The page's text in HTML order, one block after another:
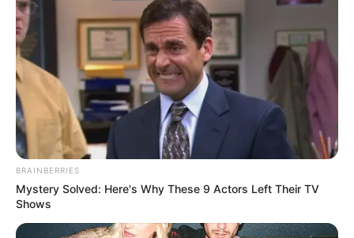
ALERTA BOGOTÁ EN GOOGLE NEWS
TEMAS RELACIONADOS
FUNCIONARIOS PÚBLICOS
SECRETARÍA DE MOVILIDAD DE BOGOTÁ
GOBIERNO DISTRITAL
SECRETARÍA DE GOBIERNO
BRAINBERRIES
Mystery Solved: Here's Why These 9 Actors Left Their TV
Shows